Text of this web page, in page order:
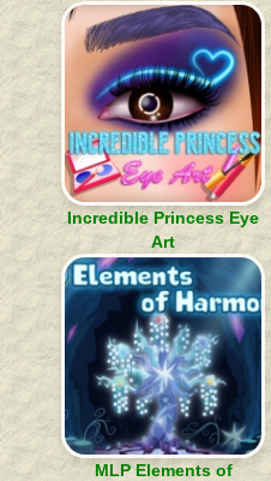
Incredible Princess Eye
Art
MLP Elements of